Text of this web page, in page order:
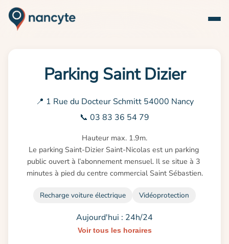
Parking Saint Dizier
📍 1 Rue du Docteur Schmitt 54000 Nancy
📞 03 83 36 54 79
Hauteur max. 1.9m.
Le parking Saint-Dizier Saint-Nicolas est un parking
public ouvert à l’abonnement mensuel. Il se situe à 3
minutes à pied du centre commercial Saint Sébastien.
Recharge voiture électrique Vidéoprotection
Aujourd'hui : 24h/24
Voir tous les horaires